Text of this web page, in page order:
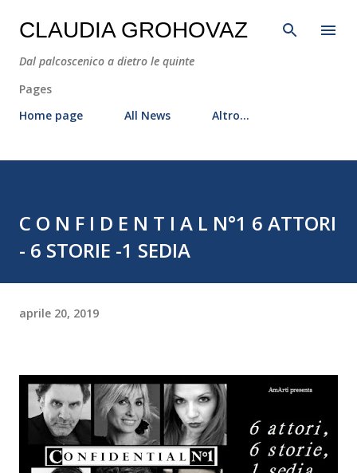
Passa ai contenuti principali
CLAUDIA GROHOVAZ
Dal palcoscenico a dietro le quinte
Pages
Home page
All News Altro…
C O N F I D E N T I A L N°1 6 ATTORI
- 6 STORIE -1 SEDIA
aprile 20, 2019